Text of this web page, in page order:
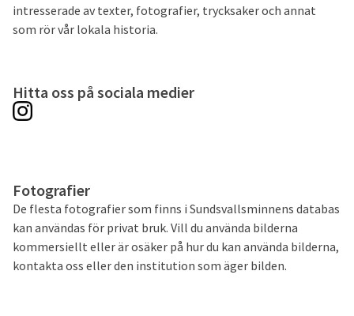
intresserade av texter, fotografier, trycksaker och annat
som rör vår lokala historia.
Hitta oss på sociala medier
Fotografier
De flesta fotografier som finns i Sundsvallsminnens databas
kan användas för privat bruk. Vill du använda bilderna
kommersiellt eller är osäker på hur du kan använda bilderna,
kontakta oss eller den institution som äger bilden.